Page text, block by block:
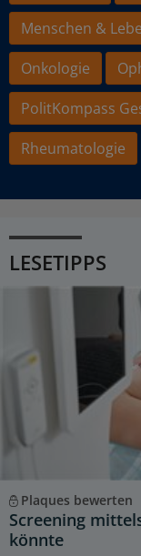
Menschen &
Onkologie
PolitKompass
Rheumatologie
LESETIPPS
Plaques bewerten
Screening
könnte